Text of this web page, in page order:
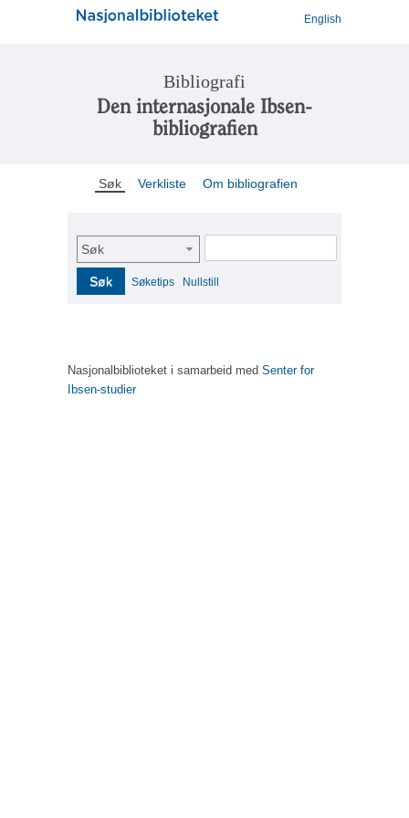
English
Bibliografi
Den internasjonale Ibsen-
bibliografien
Søk Verkliste Om bibliografien
Søk
Søk Søketips Nullstill
Nasjonalbiblioteket i samarbeid med Senter for
Ibsen-studier